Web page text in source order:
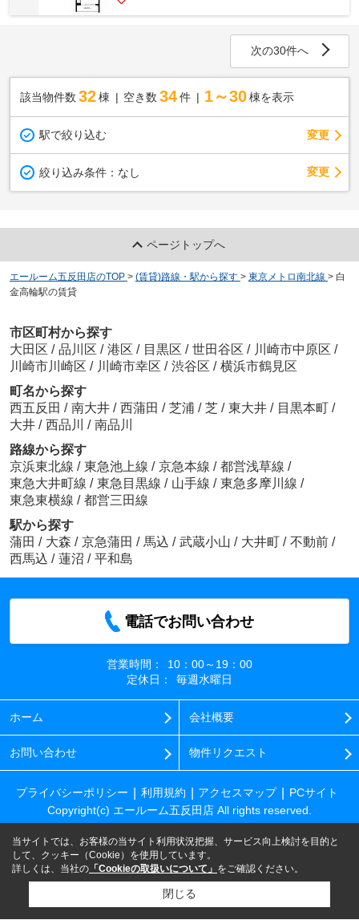
次の30件へ
該当物件数 32棟 空き数 34 件 1～30 棟を表示
駅で絞り込む 変更
絞り込み条件： なし 変更
ページトップへ
エールーム五反田店のTOP > (賃貸)路線・駅から探す > 東京メトロ南北線 > 白
金高輪駅の賃貸
市区町村から探す
大田区 / 品川区 / 港区 / 目黒区 / 世田谷区 / 川崎市中原区 /
川崎市川崎区 / 川崎市幸区 / 渋谷区 / 横浜市鶴見区
町名から探す
西五反田 / 南大井 / 西蒲田 / 芝浦 / 芝 / 東大井 / 目黒本町 /
大井 / 西品川 / 南品川
路線から探す
京浜東北線 / 東急池上線 / 京急本線 / 都営浅草線 /
東急大井町線 / 東急目黒線 / 山手線 / 東急多摩川線 /
東急東横線 / 都営三田線
駅から探す
蒲田 / 大森 / 京急蒲田 / 馬込 / 武蔵小山 / 大井町 / 不動前 /
西馬込 / 蓮沼 / 平和島
電話でお問い合わせ
営業時間：
10：00～19：00
定休日：
毎週水曜日
ホーム 会社概要
お問い合わせ 物件リクエスト
プライバシーポリシー 利用規約 アクセスマップ
PCサイト
Copyright(c) エールーム五反田店 All rights reserved.
当サイトでは、お客様の当サイト利用状況把握、サービス向上検討を目的と
して、クッキー（Cookie）を使用しています。
詳しくは、当社の 「Cookieの取扱いについて」 をご確認ください。
閉じる